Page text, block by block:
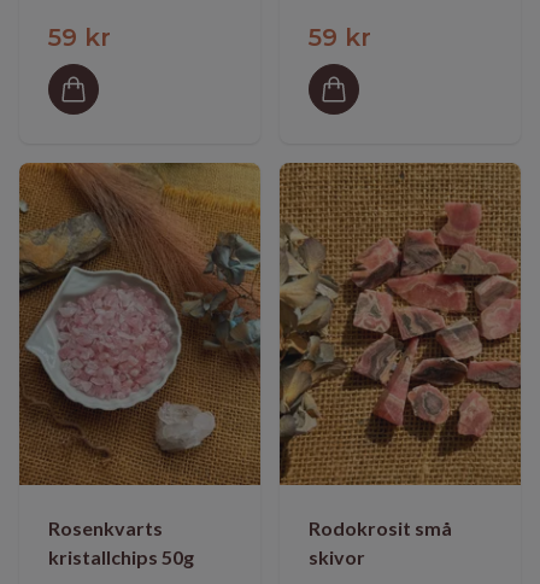
59 kr 59 kr
Rosenkvarts
kristallchips 50g
Rodokrosit små
skivor